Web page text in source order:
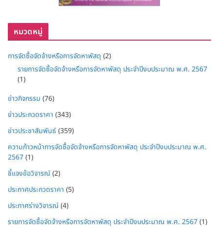
หมวดหมู่
การจัดซื้อจัดจ้างหรือการจัดหาพัสดุ (2)
รายการจัดซื้อจัดจ้างหรือการจัดหาพัสดุ ประจำปีงบประมาณ พ.ศ. 2567
(1)
ข่าวกิจกรรม (76)
ข่าวประกวดราคา (343)
ข่าวประชาสัมพันธ์(359)
ความก้าวหน้าการจัดซื้อจัดจ้างหรือการจัดหาพัสดุ ประจำปีงบประมาณ พ.ศ.
2567(1)
ชี้แจงข้อวิจารณ์(2)
ประกาศประกวดราคา (5)
ประกาศร่างวิจารณ์(4)
รายการจัดซื้อจัดจ้างหรือการจัดหาพัสดุ ประจำปีงบประมาณ พ.ศ. 2567(1)